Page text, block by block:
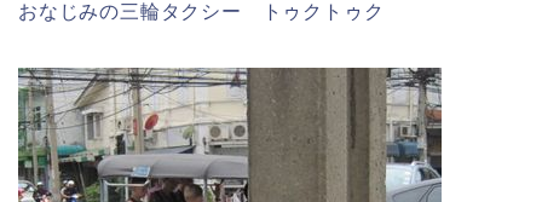
おなじみの三輪タクシー トゥクトゥク